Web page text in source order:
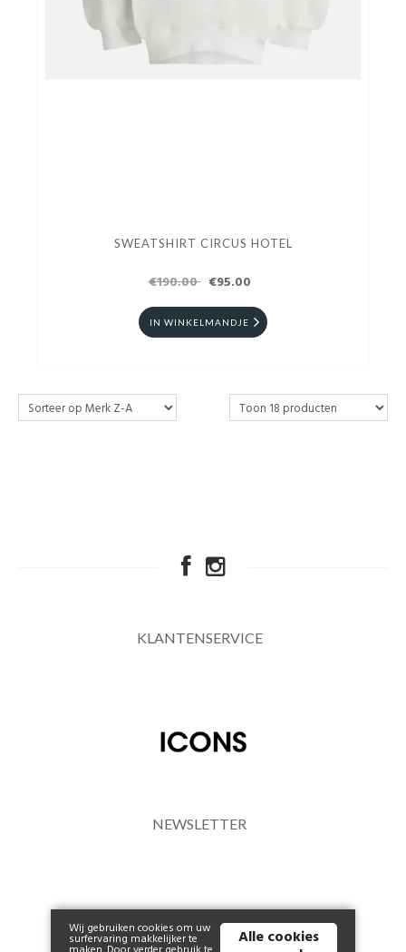
SWEATSHIRT CIRCUS HOTEL
€190.00 €95.00
IN WINKELMANDJE
KLANTENSERVICE
NEWSLETTER
Wij gebruiken cookies om uw
surfervaring makkelijker te Alle cookies